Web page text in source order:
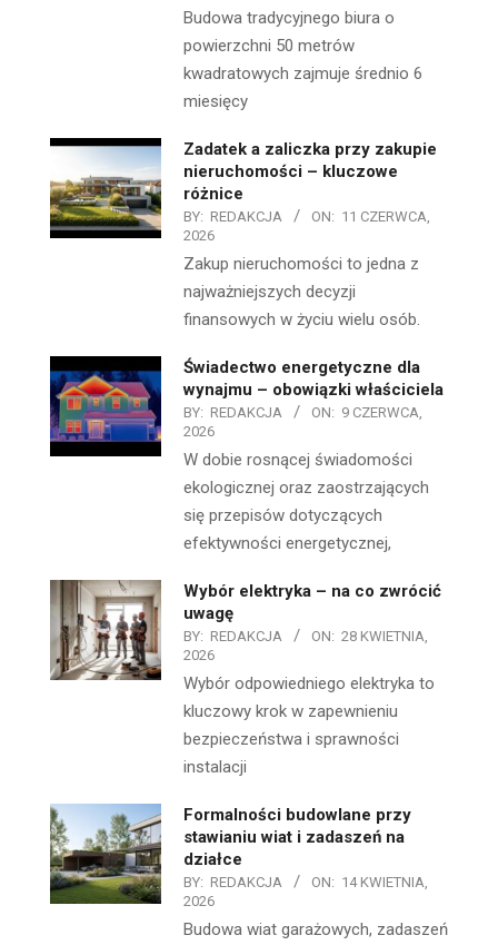
Budowa tradycyjnego biura o
powierzchni 50 metrów
kwadratowych zajmuje średnio 6
miesięcy
Zadatek a zaliczka przy zakupie
nieruchomości – kluczowe
różnice
BY: REDAKCJA ON: 11 CZERWCA,
2026
Zakup nieruchomości to jedna z
najważniejszych decyzji
finansowych w życiu wielu osób.
Świadectwo energetyczne dla
wynajmu – obowiązki właściciela
BY: REDAKCJA ON: 9 CZERWCA,
2026
W dobie rosnącej świadomości
ekologicznej oraz zaostrzających
się przepisów dotyczących
efektywności energetycznej,
Wybór elektryka – na co zwrócić
uwagę
BY: REDAKCJA ON: 28 KWIETNIA,
2026
Wybór odpowiedniego elektryka to
kluczowy krok w zapewnieniu
bezpieczeństwa i sprawności
instalacji
Formalności budowlane przy
stawianiu wiat i zadaszeń na
działce
BY: REDAKCJA ON: 14 KWIETNIA,
2026
Budowa wiat garażowych, zadaszeń